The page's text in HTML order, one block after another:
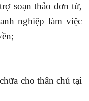
soạn thảo đơn từ,
nghiệp làm việc
cho thân chủ tại